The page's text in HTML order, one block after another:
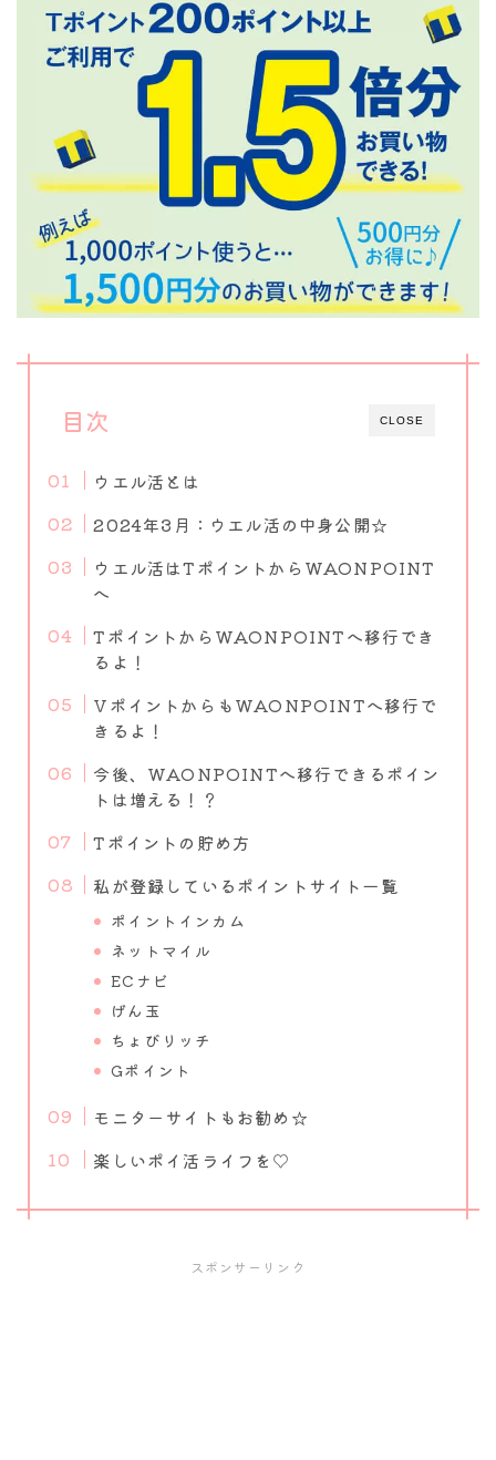
CLOSE
目次
ウエル活とは
2024年3月：ウエル活の中身公開☆
ウエル活はTポイントからWAONPOINT
へ
TポイントからWAONPOINTへ移行でき
るよ！
VポイントからもWAONPOINTへ移行で
きるよ！
今後、WAONPOINTへ移行できるポイン
トは増える！？
Tポイントの貯め方
私が登録しているポイントサイト一覧
ポイントインカム
ネットマイル
ECナビ
げん玉
ちょびリッチ
Gポイント
モニターサイトもお勧め☆
楽しいポイ活ライフを♡
スポンサーリンク